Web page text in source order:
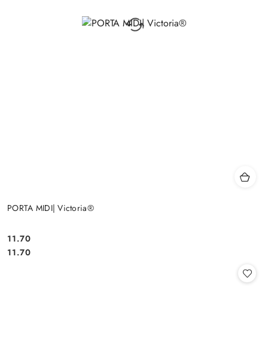
PORTA MIDI| Victoria®
Cena:
11.70
Cena:
11.70